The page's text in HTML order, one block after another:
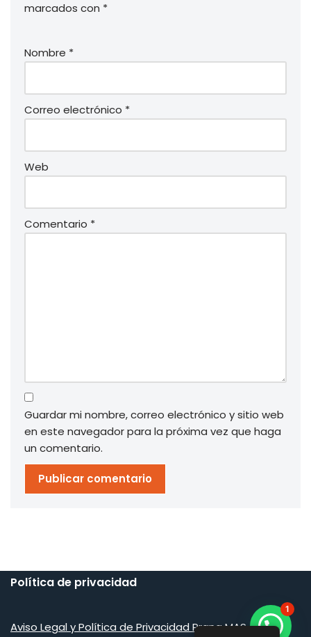
marcados con *
Nombre *
Correo electrónico *
Web
Comentario *
Guardar mi nombre, correo electrónico y sitio web
en este navegador para la próxima vez que haga
un comentario.
Política de privacidad
Aviso Legal y Política de Privacidad Prana MAS
1